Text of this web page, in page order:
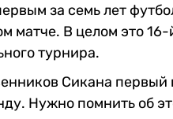
за семь лет
матче. В целом это
турнира.
Сикана первый
Нужно помнить об